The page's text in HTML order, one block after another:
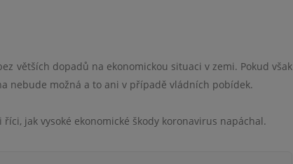
větších dopadů na ekonomickou situaci v zemi. Pokud však
nebude možná a to ani v případě vládních pobídek.
jak vysoké ekonomické škody koronavirus napáchal.